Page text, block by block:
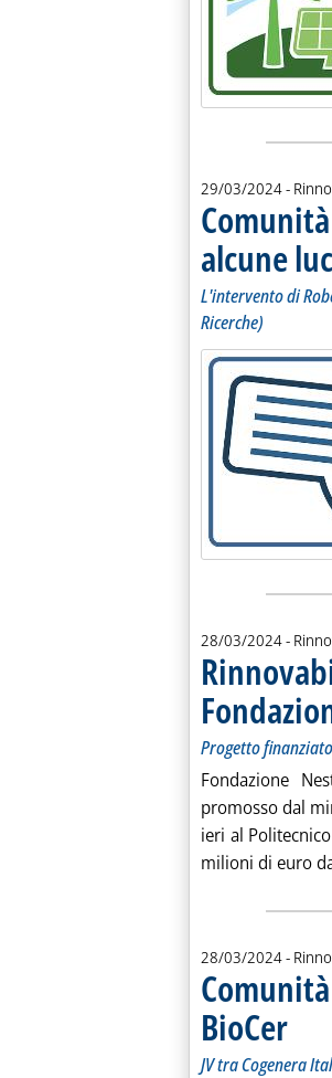
29/03/2024-
alcune
L'intervento di
Ricerche)
28/03/2024-
Progetto
Fondazione
promosso dal
ieri al
milioni di euro
28/03/2024-
BioCer..
JV tra Cogenera